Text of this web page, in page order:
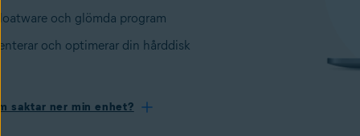
och glömda program
och optimerar din hårddisk
saktar ner min enhet?